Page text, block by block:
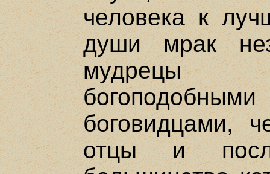
человека к
души мрак
мудрецы
боговидцами,
отцы и